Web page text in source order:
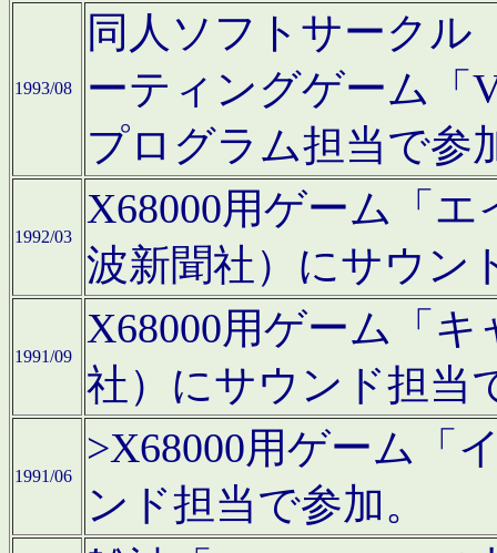
1993/08
同人ソフトサークル
ーティングゲーム「
プログラム担当で参
1992/03
X68000用ゲーム「
波新聞社）にサウン
1991/09
X68000用ゲーム「
社）にサウンド担当
1991/06
>X68000用ゲーム「
ンド担当で参加。